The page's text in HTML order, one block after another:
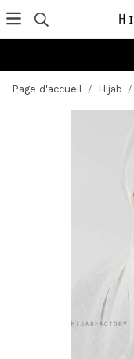
Page d'accueil / Hijab /